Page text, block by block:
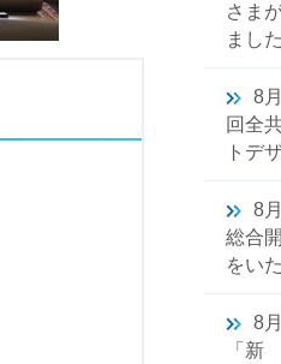
さま
ました
8
回全
トデ
8
総合
をい
8
「